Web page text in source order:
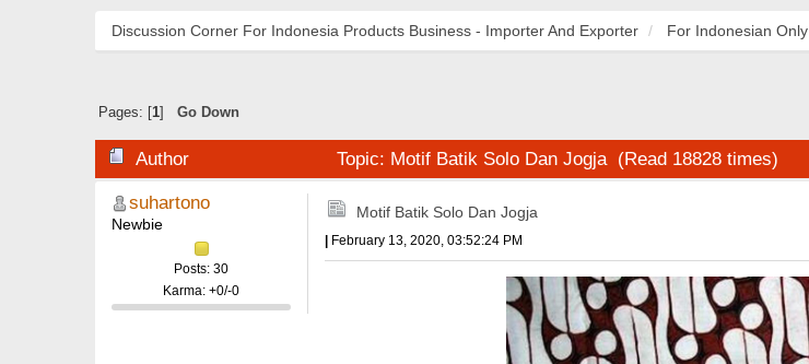
Discussion Corner For Indonesia Products Business - Importer And Exporter For Indonesian Only
Pages: [ 1] Go Down
Author Topic: Motif Batik Solo Dan Jogja (Read 18828 times)
suhartono
Newbie
Posts: 30
Karma: +0/-0
Motif Batik Solo Dan Jogja
February 13, 2020, 03:52:24 PM